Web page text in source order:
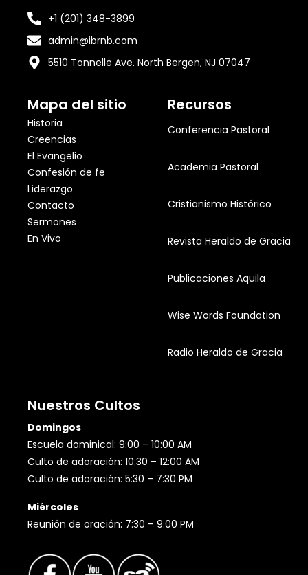
+1 (201) 348-3899
admin@ibrnb.com
5510 Tonnelle Ave. North Bergen, NJ 07047
Mapa del sitio
Historia
Creencias
El Evangelio
Confesión de fe
Liderazgo
Contacto
Sermones
En Vivo
Recursos
Conferencia Pastoral
Academia Pastoral
Cristianismo Histórico
Revista Heraldo de Gracia
Publicaciones Aquila
Wise Words Foundation
Radio Heraldo de Gracia
Nuestros Cultos
Domingos
Escuela dominical: 9:00 – 10:00 AM
Culto de adoración: 10:30 – 12:00 AM
Culto de adoración: 5:30 – 7:30 PM
Miércoles
Reunión de oración: 7:30 – 9:00 PM